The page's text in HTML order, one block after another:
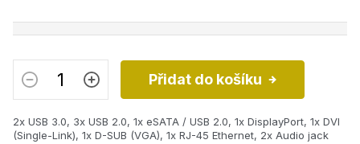
Přidat do košíku
2x USB 3.0, 3x USB 2.0, 1x eSATA / USB 2.0, 1x DisplayPort, 1x DVI
(Single-Link), 1x D-SUB (VGA), 1x RJ-45 Ethernet, 2x Audio jack